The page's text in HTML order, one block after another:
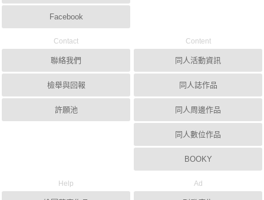
Facebook
Contact
聯絡我們
檢舉與回報
許願池
Content
同人活動資訊
同人誌作品
同人周邊作品
同人數位作品
BOOKY
Help Ad